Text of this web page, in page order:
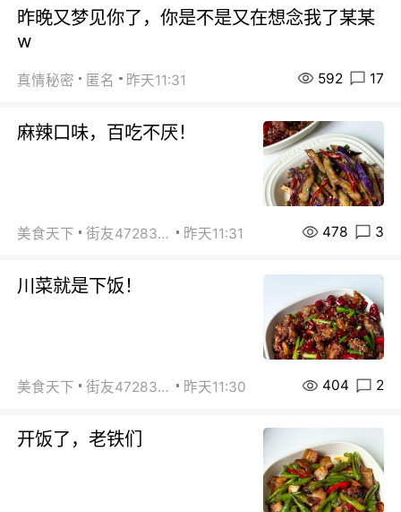
昨晚又梦见你了，你是不是又在想念我了某某
w
真情秘密 匿名 昨天11:31 592 17
麻辣口味，百吃不厌！
美食天下 街友472838572 昨天11:31 478 3
川菜就是下饭！
美食天下 街友472838572 昨天11:30 404 2
开饭了，老铁们